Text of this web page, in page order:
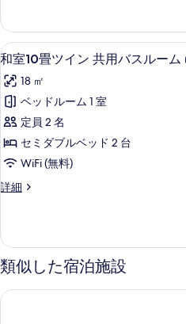
を
表
示
す
る
ル
ー
ム
(禁
煙)
の
す
べ
て
真
を
表
畳
共
用
ス
ル
ー
ム
(禁
煙)
の
詳
和
室
10
畳
ツ
イ
ン
共
バ
ス
ル
ー
7
和室10畳ツイン 共用バスルーム
18 ㎡
ベッドルーム 1 室
定員 2 名
セミダブルベッド 2 台
WiFi (無料)
詳細
和
ツ
イ
ン
用
類似した宿泊施設
湯峡の響き 優彩